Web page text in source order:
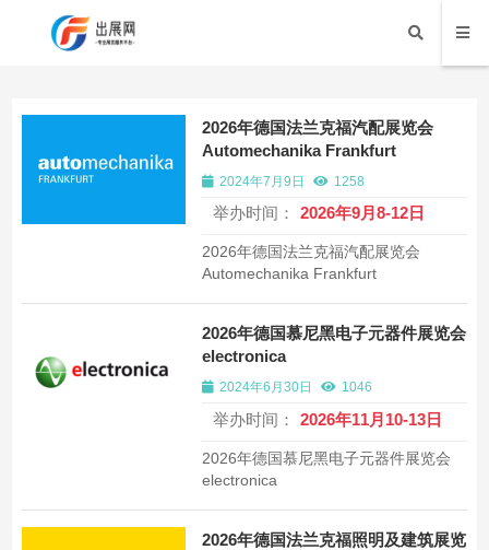
2026年德国法兰克福汽配展览会
Automechanika Frankfurt
2024年7月9日 1258
举办时间： 2026年9月8-12日
2026年德国法兰克福汽配展览会
Automechanika Frankfurt
2026年德国慕尼黑电子元器件展览会
electronica
2024年6月30日 1046
举办时间： 2026年11月10-13日
2026年德国慕尼黑电子元器件展览会
electronica
2026年德国法兰克福照明及建筑展览